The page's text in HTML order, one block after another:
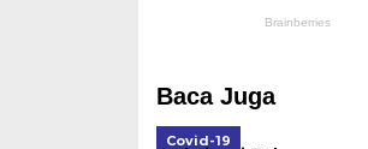
Baca Juga
Covid-19